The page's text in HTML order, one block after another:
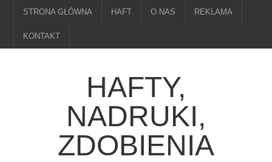
STRONA GŁÓWNA HAFT O NAS REKLAMA
KONTAKT
HAFTY,
NADRUKI,
ZDOBIENIA